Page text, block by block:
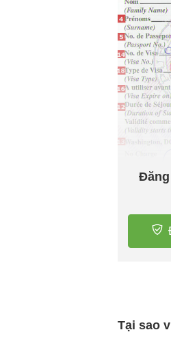
Tại sao